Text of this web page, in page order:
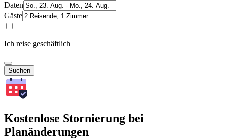
Daten
Gäste
Ich reise geschäftlich
Suchen
Kostenlose Stornierung bei
Planänderungen